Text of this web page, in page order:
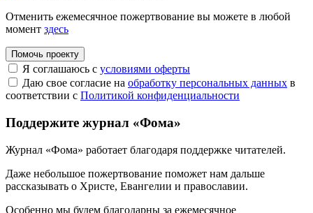
Отменить ежемесячное пожертвование вы можете в любой
момент здесь
Помочь проекту
Я соглашаюсь с условиями оферты
Даю свое согласие на обработку персональных данных в
соответствии с Политикой конфиденциальности
Поддержите журнал «Фома»
Журнал «Фома» работает благодаря поддержке читателей.
Даже небольшое пожертвование поможет нам дальше
рассказывать о Христе, Евангелии и православии.
Особенно мы будем благодарны за ежемесячное